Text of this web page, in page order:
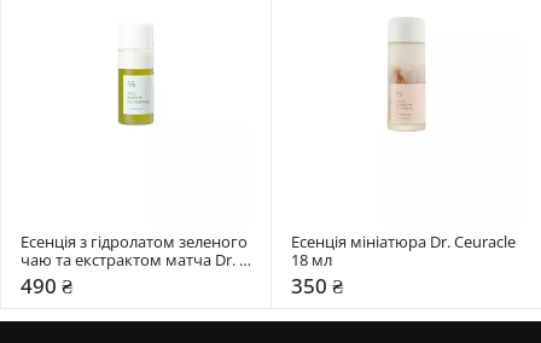
Есенція з гідролатом зеленого
чаю та екстрактом матча Dr.
Ceuracle 18 мл
490 ₴
Есенція мініатюра Dr. Ceuracle
18 мл
350 ₴